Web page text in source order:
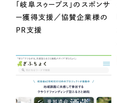
「岐阜スゥープス」のスポンサ
ー獲得支援／協賛企業様の
PR支援